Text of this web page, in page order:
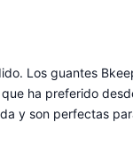
Los guantes
ha preferido
y son perfectas